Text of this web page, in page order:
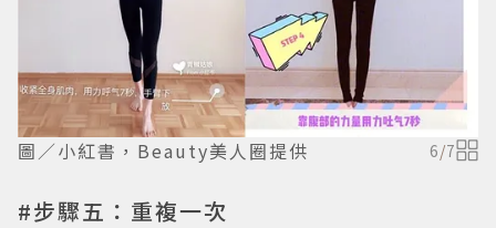
圖／小紅書，Beauty美人圈提供 6/7
#步驟五：重複一次